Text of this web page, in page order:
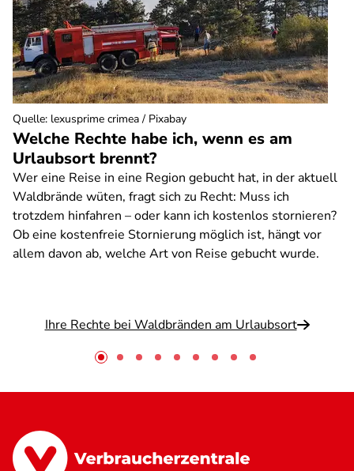
Welche Rechte habe ich, wenn es am
Urlaubsort brennt?
Wer eine Reise in eine Region gebucht hat, in der aktuell
Waldbrände wüten, fragt sich zu Recht: Muss ich
trotzdem hinfahren – oder kann ich kostenlos stornieren?
Ob eine kostenfreie Stornierung möglich ist, hängt vor
allem davon ab, welche Art von Reise gebucht wurde.
Ihre Rechte bei Waldbränden am Urlaubsort
Quelle: lexusprime crimea / Pixabay